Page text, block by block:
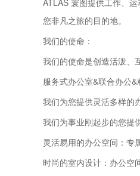
ATLAS 寰图提供工作、
您非凡之旅的目的地。
我们的使命：
我们的使命是创造活泼、
服务式办公室&联合办公
我们为您提供灵活多样的
我们为事业刚起步的您提
灵活易用的办公空间：专
时尚的室内设计：办公空